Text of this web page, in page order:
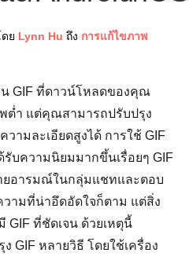
ย Lynn Hu ถึง การแก้ไขภาพ
น GIF ที่ดาวน์โหลดของคุณ
ต่ำ แต่คุณสามารถปรับปรุง
ามละเอียดสูงได้ การใช้ GIF
บความนิยมมากขึ้นเรื่อยๆ GIF
อารมณ์ในกลุ่มแชทและตอบ
ามที่น่าอึดอัดใจก็ตาม แต่สิ่ง
ที่ชัดเจน ด้วยเหตุนี้
GIF หลายวิธี โดยใช้เครื่อง